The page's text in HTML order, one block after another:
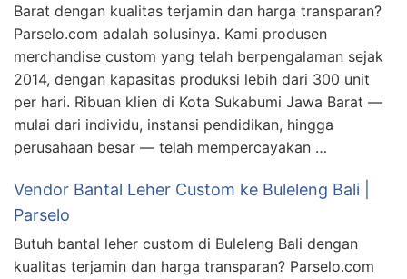
Barat dengan kualitas terjamin dan harga transparan?
Parselo.com adalah solusinya. Kami produsen
merchandise custom yang telah berpengalaman sejak
2014, dengan kapasitas produksi lebih dari 300 unit
per hari. Ribuan klien di Kota Sukabumi Jawa Barat —
mulai dari individu, instansi pendidikan, hingga
perusahaan besar — telah mempercayakan …
Vendor Bantal Leher Custom ke Buleleng Bali |
Parselo
Butuh bantal leher custom di Buleleng Bali dengan
kualitas terjamin dan harga transparan? Parselo.com